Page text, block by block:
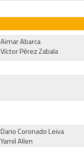
Aimar Abarca
Víctor Pérez Zabala
Dario Coronado Leiva
Yamil Allen